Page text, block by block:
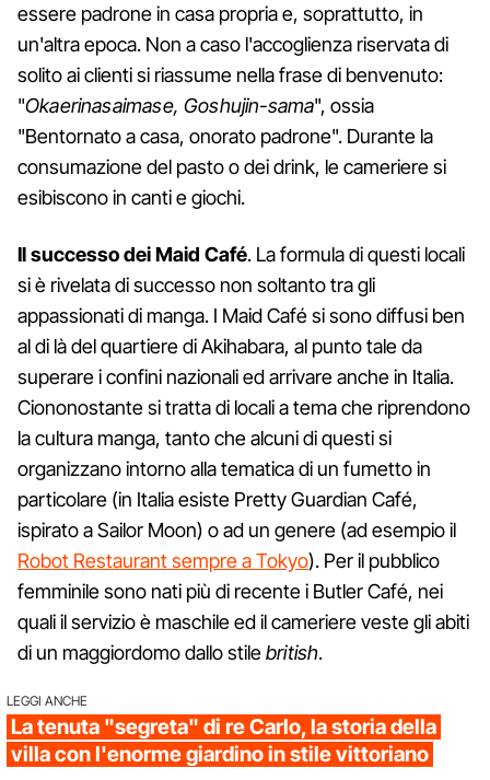
essere padrone in casa propria e, soprattutto, in
un'altra epoca. Non a caso l'accoglienza riservata di
solito ai clienti si riassume nella frase di benvenuto:
"Okaerinasaimase, Goshujin-sama", ossia
"Bentornato a casa, onorato padrone". Durante la
consumazione del pasto o dei drink, le cameriere si
esibiscono in canti e giochi.
Il successo dei Maid Café. La formula di questi locali
si è rivelata di successo non soltanto tra gli
appassionati di manga. I Maid Café si sono diffusi ben
al di là del quartiere di Akihabara, al punto tale da
superare i confini nazionali ed arrivare anche in Italia.
Ciononostante si tratta di locali a tema che riprendono
la cultura manga, tanto che alcuni di questi si
organizzano intorno alla tematica di un fumetto in
particolare (in Italia esiste Pretty Guardian Café,
ispirato a Sailor Moon) o ad un genere (ad esempio il
Robot Restaurant sempre a Tokyo). Per il pubblico
femminile sono nati più di recente i Butler Café, nei
quali il servizio è maschile ed il cameriere veste gli abiti
di un maggiordomo dallo stilebritish.
LEGGI ANCHE
La tenuta "segreta" di re Carlo, la storia della
villa con l'enorme giardino in stile vittoriano